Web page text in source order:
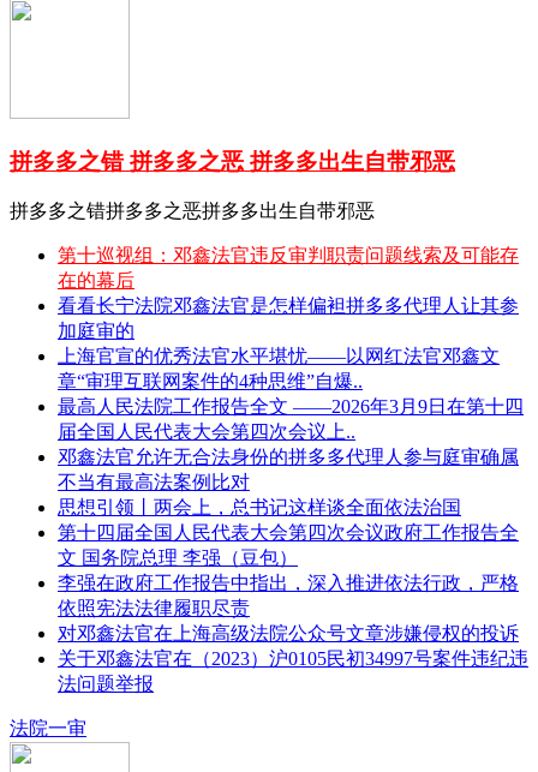
拼多多之错 拼多多之恶 拼多多出生自带邪恶
拼多多之错拼多多之恶拼多多出生自带邪恶
第十巡视组：邓鑫法官违反审判职责问题线索及可能存
在的幕后
看看长宁法院邓鑫法官是怎样偏袒拼多多代理人让其参
加庭审的
上海官宣的优秀法官水平堪忧——以网红法官邓鑫文
章“审理互联网案件的4种思维”自爆..
最高人民法院工作报告全文 ——2026年3月9日在第十四
届全国人民代表大会第四次会议上..
邓鑫法官允许无合法身份的拼多多代理人参与庭审确属
不当有最高法案例比对
思想引领丨两会上，总书记这样谈全面依法治国
第十四届全国人民代表大会第四次会议政府工作报告全
文 国务院总理 李强（豆包）
李强在政府工作报告中指出，深入推进依法行政，严格
依照宪法法律履职尽责
对邓鑫法官在上海高级法院公众号文章涉嫌侵权的投诉
关于邓鑫法官在（2023）沪0105民初34997号案件违纪违
法问题举报
法院一审